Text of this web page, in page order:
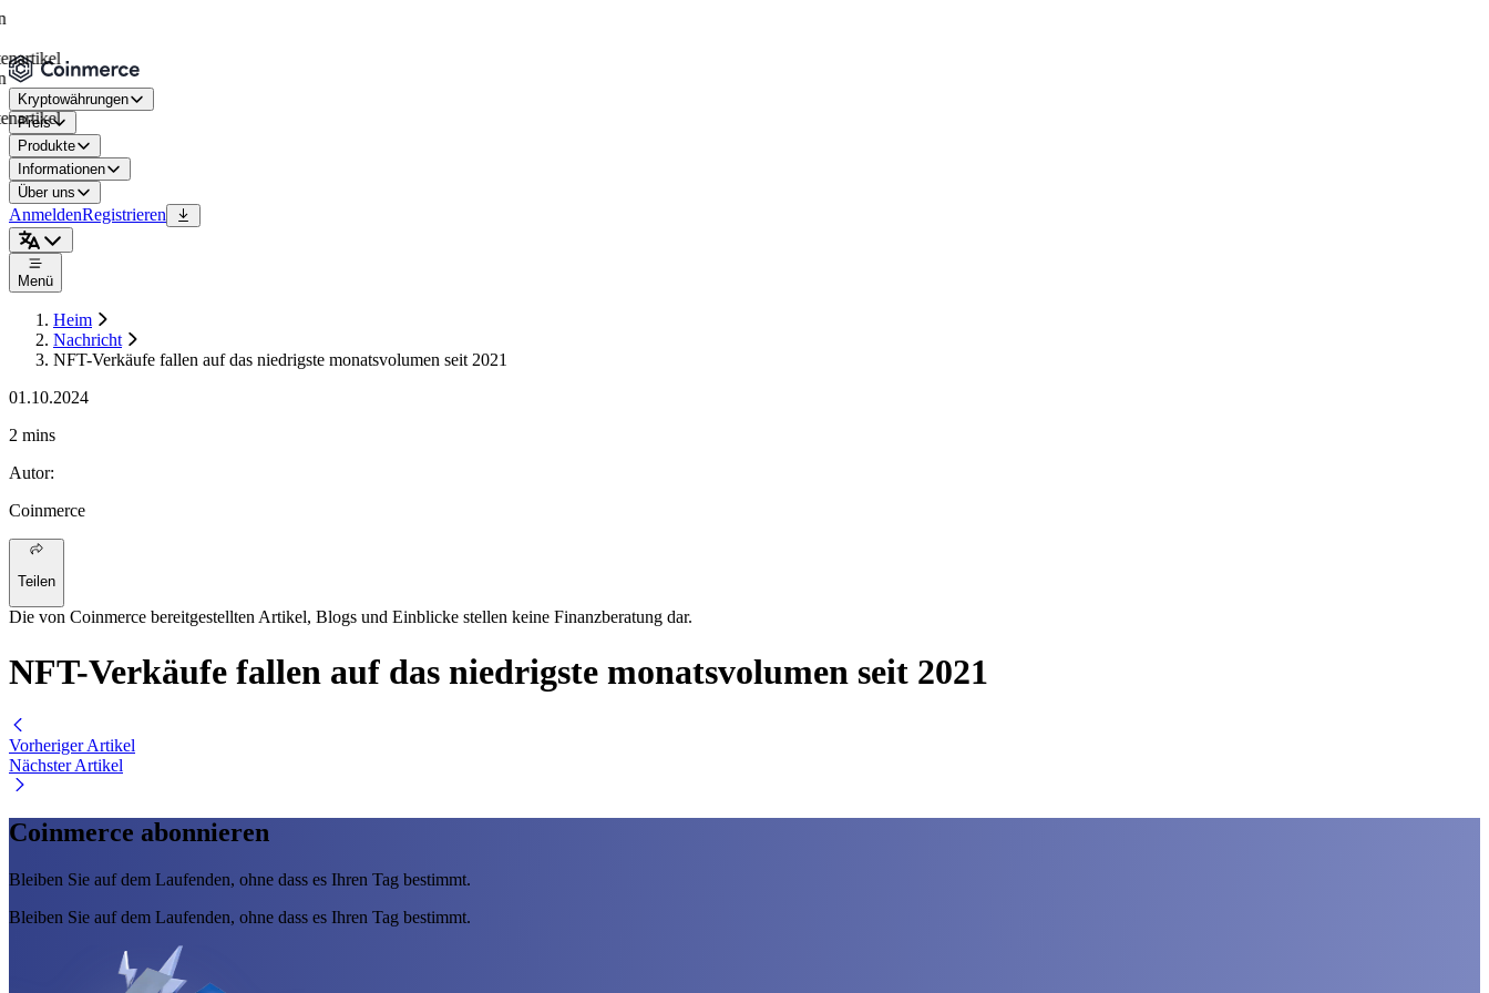
Kryptowährungen
Preis
Produkte
Informationen
Über uns
AnmeldenRegistrieren
Menü
Heim
Nachricht
NFT-Verkäufe fallen auf das niedrigste monatsvolumen seit 2021
01.10.2024
2 mins
Autor:
Coinmerce
Teilen
Die von Coinmerce bereitgestellten Artikel, Blogs und Einblicke stellen keine Finanzberatung dar.
NFT-Verkäufe fallen auf das niedrigste monatsvolumen seit 2021
Vorheriger Artikel
Nächster Artikel
Coinmerce abonnieren
Bleiben Sie auf dem Laufenden, ohne dass es Ihren Tag bestimmt.
Bleiben Sie auf dem Laufenden, ohne dass es Ihren Tag bestimmt.